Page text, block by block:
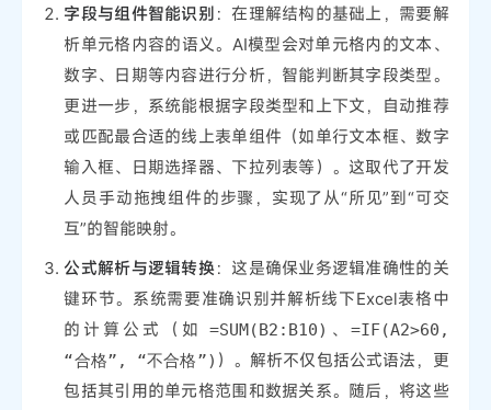
字段与组件智能识别 ：在理解结构的基础上，需要解
析单元格内容的语义。AI模型会对单元格内的文本、
数字、日期等内容进行分析，智能判断其字段类型。
更进一步，系统能根据字段类型和上下文，自动推荐
或匹配最合适的线上表单组件（如单行文本框、数字
输入框、日期选择器、下拉列表等）。这取代了开发
人员手动拖拽组件的步骤，实现了从“所见”到“可交
互”的智能映射。
公式解析与逻辑转换：这是确保业务逻辑准确性的关
键环节。系统需要准确识别并解析线下Excel表格中
的计算公式（如 =SUM(B2:B10) 、 =IF(A2>60,
“合格”, “不合格”) ）。解析不仅包括公式语法，更
包括其引用的单元格范围和数据关系。随后，将这些